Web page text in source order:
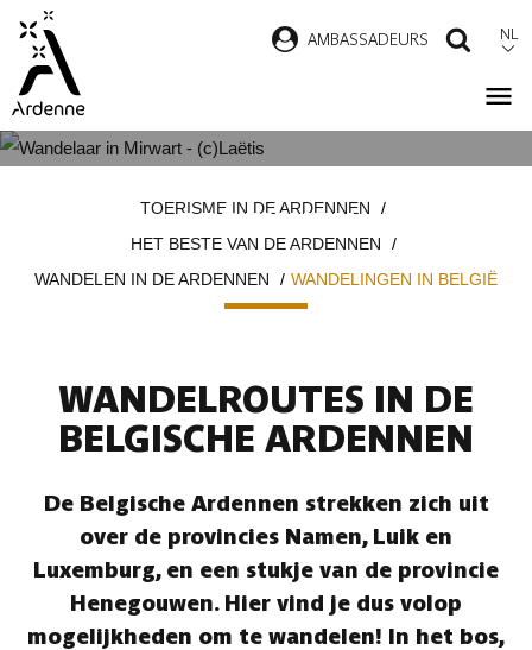
Overslaan
naar
inhoud
AMBASSADEURS NL
ARDENNEN
TOERISME IN DE ARDENNEN
HET BESTE VAN DE ARDENNEN
WANDELEN IN DE ARDENNEN
WANDELINGEN IN BELGIË
WANDELROUTES IN DE
BELGISCHE ARDENNEN
De Belgische Ardennen strekken zich uit
over de provincies Namen, Luik en
Luxemburg, en een stukje van de provincie
Henegouwen. Hier vind je dus volop
mogelijkheden om te wandelen! In het bos,